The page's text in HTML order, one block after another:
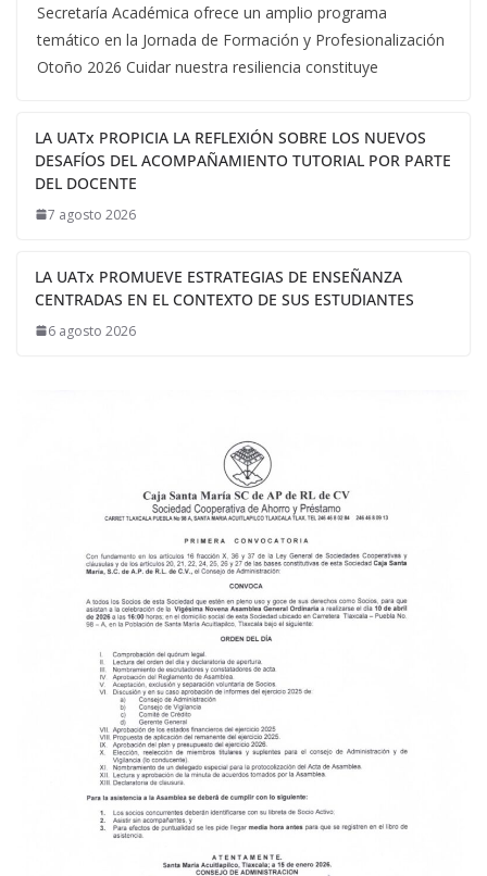
Secretaría Académica ofrece un amplio programa
temático en la Jornada de Formación y Profesionalización
Otoño 2026 Cuidar nuestra resiliencia constituye
LA UATx PROPICIA LA REFLEXIÓN SOBRE LOS NUEVOS
DESAFÍOS DEL ACOMPAÑAMIENTO TUTORIAL POR PARTE
DEL DOCENTE
7 agosto 2026
LA UATx PROMUEVE ESTRATEGIAS DE ENSEÑANZA
CENTRADAS EN EL CONTEXTO DE SUS ESTUDIANTES
6 agosto 2026